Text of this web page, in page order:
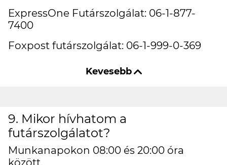
ExpressOne Futárszolgálat: 06-1-877-
7400
Foxpost futárszolgálat: 06-1-999-0-369
9. Mikor hívhatom a
futárszolgálatot?
Munkanapokon 08:00 és 20:00 óra
között.